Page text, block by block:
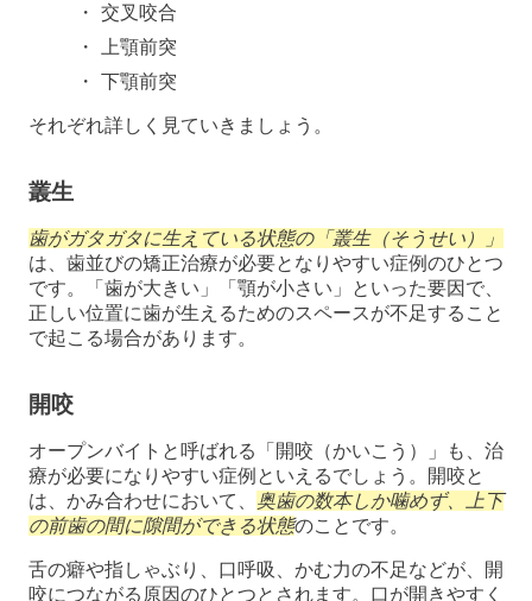
交叉咬合
上顎前突
下顎前突
それぞれ詳しく見ていきましょう。
叢生
歯がガタガタに生えている状態の「叢生（そうせい）」
は、歯並びの矯正治療が必要となりやすい症例のひとつ
です。「歯が大きい」「顎が小さい」といった要因で、
正しい位置に歯が生えるためのスペースが不足すること
で起こる場合があります。
開咬
オープンバイトと呼ばれる「開咬（かいこう）」も、治
療が必要になりやすい症例といえるでしょう。開咬と
は、かみ合わせにおいて、 奥歯の数本しか噛めず、上下
の前歯の間に隙間ができる状態のことです。
舌の癖や指しゃぶり、口呼吸、かむ力の不足などが、開
咬につながる原因のひとつとされます。口が開きやすく